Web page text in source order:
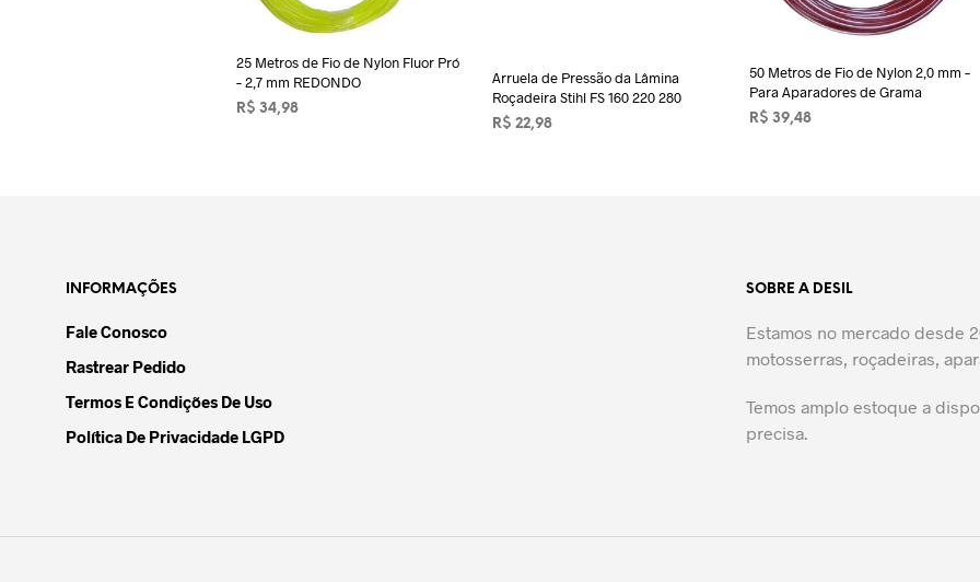
25 Metros de Fio de Nylon Fluor Pró
– 2,7 mm REDONDO
R$ 34,98
Arruela de Pressão da Lâmina
Roçadeira Stihl FS 160 220 280
R$ 22,98
50 Metros de Fio de Nylon 2,0 mm –
Para Aparadores de Grama
R$ 39,48
INFORMAÇÕES
Fale Conosco
Rastrear Pedido
Termos E Condições De Uso
Política De Privacidade LGPD
SOBRE A DESIL
Estamos no mercado desde
motosserras, roçadeiras,
Temos amplo estoque a
precisa.